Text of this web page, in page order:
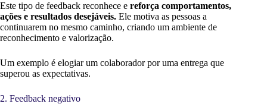
Este tipo de feedback reconhece e reforça comportamentos,
ações e resultados desejáveis. Ele motiva as pessoas a
continuarem no mesmo caminho, criando um ambiente de
reconhecimento e valorização.
Um exemplo é elogiar um colaborador por uma entrega que
superou as expectativas.
2. Feedback negativo